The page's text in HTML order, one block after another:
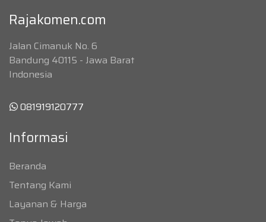
Rajakomen.com
Jalan Cimanuk No. 6
Bandung 40115 - Jawa Barat
Indonesia
081919120777
Informasi
Beranda
Tentang Kami
Layanan & Harga